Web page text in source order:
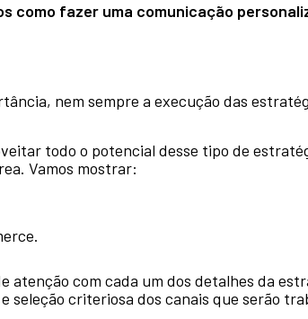
como fazer uma comunicação
nem sempre a execução das
todo o potencial desse tipo de
Vamos mostrar:
atenção com cada um dos detalhes da
criteriosa dos canais que serão